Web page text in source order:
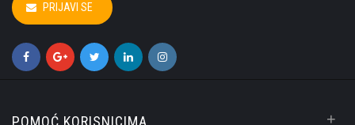
PRIJAVI SE
POMOĆ KORISNICIMA +